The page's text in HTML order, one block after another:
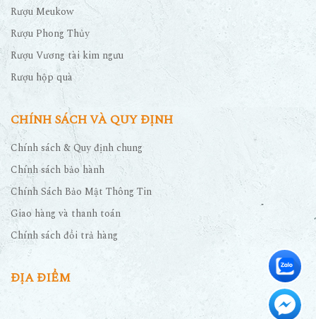
Rượu Meukow
Rượu Phong Thủy
Rượu Vương tài kim ngưu
Rượu hộp quà
CHÍNH SÁCH VÀ QUY ĐỊNH
Chính sách & Quy định chung
Chính sách bảo hành
Chính Sách Bảo Mật Thông Tin
Giao hàng và thanh toán
Chính sách đổi trả hàng
ĐỊA ĐIỂM